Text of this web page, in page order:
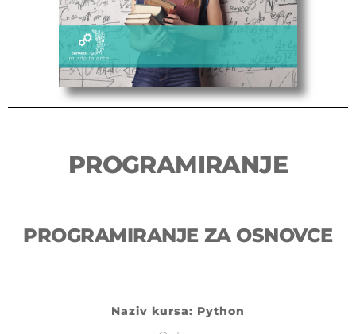
PROGRAMIRANJE
PROGRAMIRANJE ZA OSNOVCE
Naziv kursa: Python